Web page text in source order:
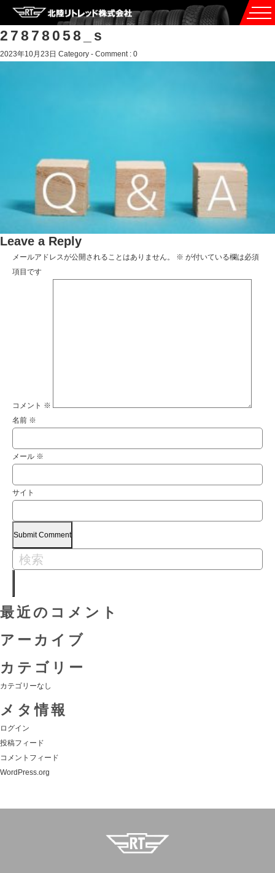
27878058_s
2023年10月23日 Category - Comment : 0
Leave a Reply
メールアドレスが公開されることはありません。 ※ が付いている欄は必須
項目です
コメント ※
名前 ※
メール ※
サイト
最近のコメント
アーカイブ
カテゴリー
カテゴリーなし
メタ情報
ログイン
投稿フィード
コメントフィード
WordPress.org